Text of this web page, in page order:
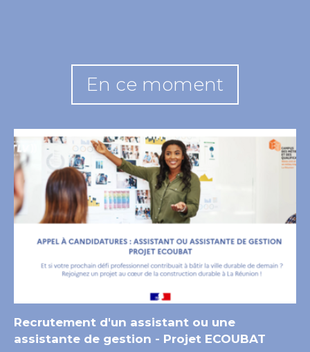
En ce moment
Recrutement d'un assistant ou une
assistante de gestion - Projet ECOUBAT